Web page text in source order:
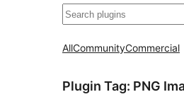
ရှာ
AllCommunityCommercial
Plugin Tag: PNG